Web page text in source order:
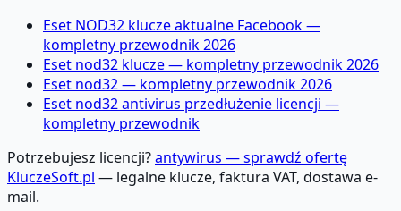
Eset NOD32 klucze aktualne Facebook —
kompletny przewodnik 2026
Eset nod32 klucze — kompletny przewodnik 2026
Eset nod32 — kompletny przewodnik 2026
Eset nod32 antivirus przedłużenie licencji —
kompletny przewodnik
Potrzebujesz licencji?antywirus — sprawdź ofertę
KluczeSoft.pl — legalne klucze, faktura VAT, dostawa e-
mail.